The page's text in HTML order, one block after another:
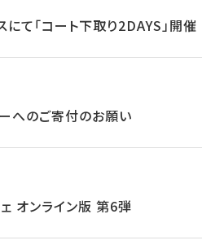
にて「コート下取り2DAYS」開催
へのご寄付のお願い
オンライン版 第6弾